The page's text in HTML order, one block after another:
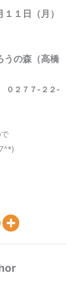
１日（月）
うの森（高橋
０２７７-２２-